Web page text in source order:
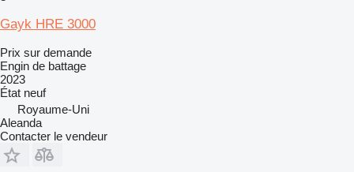
Gayk HRE 3000
Prix sur demande
Engin de battage
2023
État neuf
Royaume-Uni
Aleanda
Contacter le vendeur